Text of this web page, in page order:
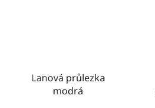
Lanová průlezka
modrá